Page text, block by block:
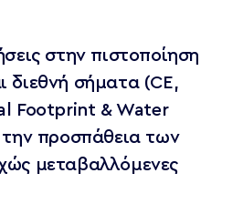
στην πιστοποίηση
διεθνή σήματα (CE,
Footprint & Water
προσπάθεια των
μεταβαλλόμενες